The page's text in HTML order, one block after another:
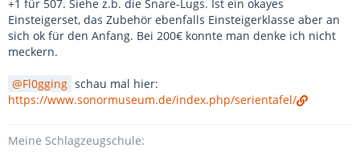
+1 für 507. Siehe z.b. die Snare-Lugs. Ist ein okayes
Einsteigerset, das Zubehör ebenfalls Einsteigerklasse aber an
sich ok für den Anfang. Bei 200€ konnte man denke ich nicht
meckern.
Fl0gging schau mal hier:
https://www.sonormuseum.de/index.php/serientafel/
Meine Schlagzeugschule: